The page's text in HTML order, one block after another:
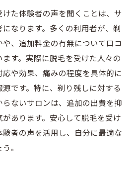
た体験者の声を聞くことは、サ
なります。多くの利用者が、剃
、追加料金の有無について口コ
す。実際に脱毛を受けた人々の
や効果、痛みの程度を具体的に
です。特に、剃り残しに対する
ないサロンは、追加の出費を抑
あります。安心して脱毛を受け
者の声を活用し、自分に最適な
。